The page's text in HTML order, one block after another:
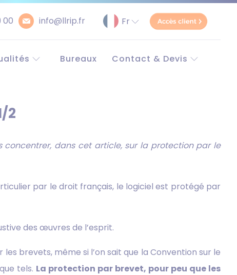
00 info@llrip.fr
Bureaux
Contact & Devis
2
concentrer, dans cet article, sur la protection par le
par le droit français, le logiciel est protégé par
des œuvres de l’esprit.
brevets, même si l’on sait que la Convention sur le
tels. La protection par brevet, pour peu que les